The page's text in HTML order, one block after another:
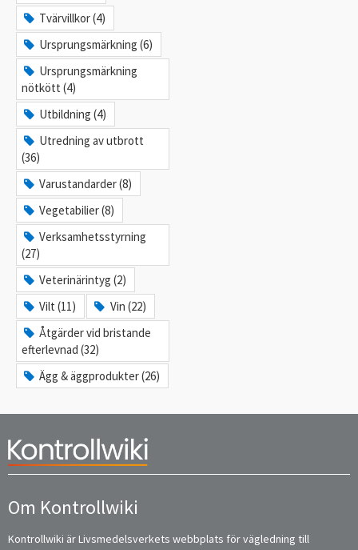
Tvärvillkor (4)
Ursprungsmärkning (6)
Ursprungsmärkning
nötkött (4)
Utbildning (4)
Utredning av utbrott
(36)
Varustandarder (8)
Vegetabilier (8)
Verksamhetsstyrning
(27)
Veterinärintyg (2)
Vilt (11)
Vin (22)
Åtgärder vid bristande
efterlevnad (32)
Ägg & äggprodukter (26)
Om Kontrollwiki
Kontrollwiki är Livsmedelsverkets webbplats för vägledning till